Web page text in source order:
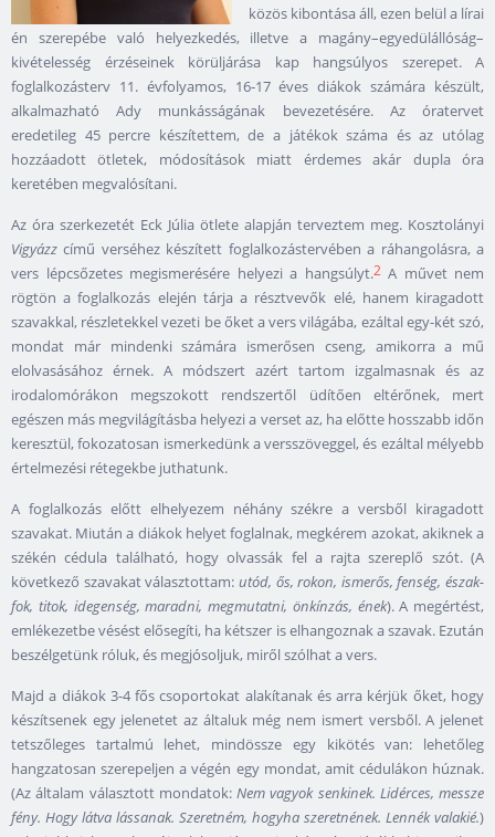
közös kibontása áll, ezen belül a lírai
én szerepébe való helyezkedés, illetve a magány–egyedülállóság–
kivételesség érzéseinek körüljárása kap hangsúlyos szerepet. A
foglalkozásterv 11. évfolyamos, 16-17 éves diákok számára készült,
alkalmazható Ady munkásságának bevezetésére. Az óratervet
eredetileg 45 percre készítettem, de a játékok száma és az utólag
hozzáadott ötletek, módosítások miatt érdemes akár dupla óra
keretében megvalósítani.
Az óra szerkezetét Eck Júlia ötlete alapján terveztem meg. Kosztolányi
Vigyázz című verséhez készített foglalkozástervében a ráhangolásra, a
vers lépcsőzetes megismerésére helyezi a hangsúlyt.2A művet nem
rögtön a foglalkozás elején tárja a résztvevők elé, hanem kiragadott
szavakkal, részletekkel vezeti be őket a vers világába, ezáltal egy-két szó,
mondat már mindenki számára ismerősen cseng, amikorra a mű
elolvasásához érnek. A módszert azért tartom izgalmasnak és az
irodalomórákon megszokott rendszertől üdítően eltérőnek, mert
egészen más megvilágításba helyezi a verset az, ha előtte hosszabb időn
keresztül, fokozatosan ismerkedünk a versszöveggel, és ezáltal mélyebb
értelmezési rétegekbe juthatunk.
A foglalkozás előtt elhelyezem néhány székre a versből kiragadott
szavakat. Miután a diákok helyet foglalnak, megkérem azokat, akiknek a
székén cédula található, hogy olvassák fel a rajta szereplő szót. (A
következő szavakat választottam: utód, ős, rokon, ismerős, fenség, észak-
fok, titok, idegenség, maradni, megmutatni, önkínzás, ének). A megértést,
emlékezetbe vésést elősegíti, ha kétszer is elhangoznak a szavak. Ezután
beszélgetünk róluk, és megjósoljuk, miről szólhat a vers.
Majd a diákok 3-4 fős csoportokat alakítanak és arra kérjük őket, hogy
készítsenek egy jelenetet az általuk még nem ismert versből. A jelenet
tetszőleges tartalmú lehet, mindössze egy kikötés van: lehetőleg
hangzatosan szerepeljen a végén egy mondat, amit cédulákon húznak.
(Az általam választott mondatok: Nem vagyok senkinek. Lidérces, messze
fény. Hogy látva lássanak. Szeretném, hogyha szeretnének. Lennék valakié.)